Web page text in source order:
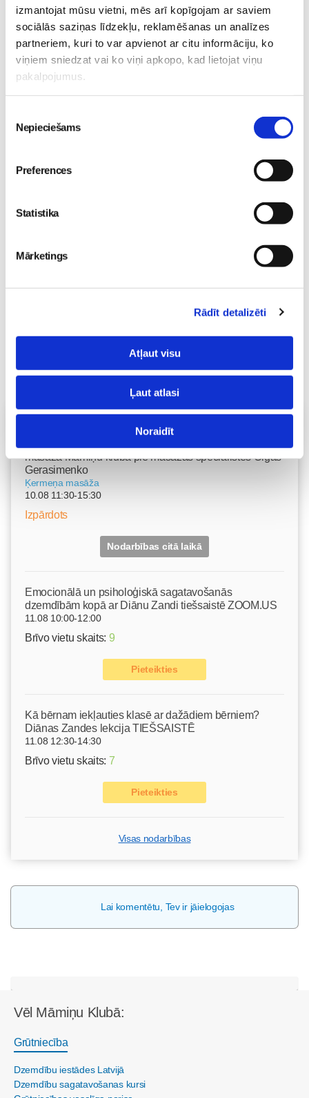
izmantojat mūsu vietni, mēs arī kopīgojam ar saviem
sociālās saziņas līdzekļu, reklamēšanas un analīzes
partneriem, kuri to var apvienot ar citu informāciju, ko
viņiem sniedzat vai ko viņi apkopo, kad lietojat viņu
pakalpojumus.
izvēle
Nepieciešams
Preferences
Statistika
Mārketings
Rādīt detalizēti
Atļaut visu
Ļaut atlasi
Noraidīt
Valītis Vincents"
kinoteātros no 31. Jūlija -
Mazais valītis ar lielu sirdi
20. Jul 09:33
Friso Gold - saudzīgs
piebarošanas laikā
Mazuļa pirmā pieredze
masāža Māmiņu klubā pie masāžas speciālistes Olgas
Gerasimenko
Ķermeņa masāža
10.08 11:30-15:30
Izpārdots
Nodarbības citā laikā
Emocionālā un psiholoģiskā sagatavošanās
dzemdībām kopā ar Diānu Zandi tiešsaistē ZOOM.US
11.08 10:00-12:00
Brīvo vietu skaits: 9
Pieteikties
Kā bērnam iekļauties klasē ar dažādiem bērniem?
Diānas Zandes lekcija TIEŠSAISTĒ
11.08 12:30-14:30
Brīvo vietu skaits: 7
Pieteikties
Visas nodarbības
Lai komentētu, Tev ir jāielogojas
Vēl Māmiņu Klubā:
Grūtniecība
Dzemdību iestādes Latvijā
Dzemdību sagatavošanas kursi